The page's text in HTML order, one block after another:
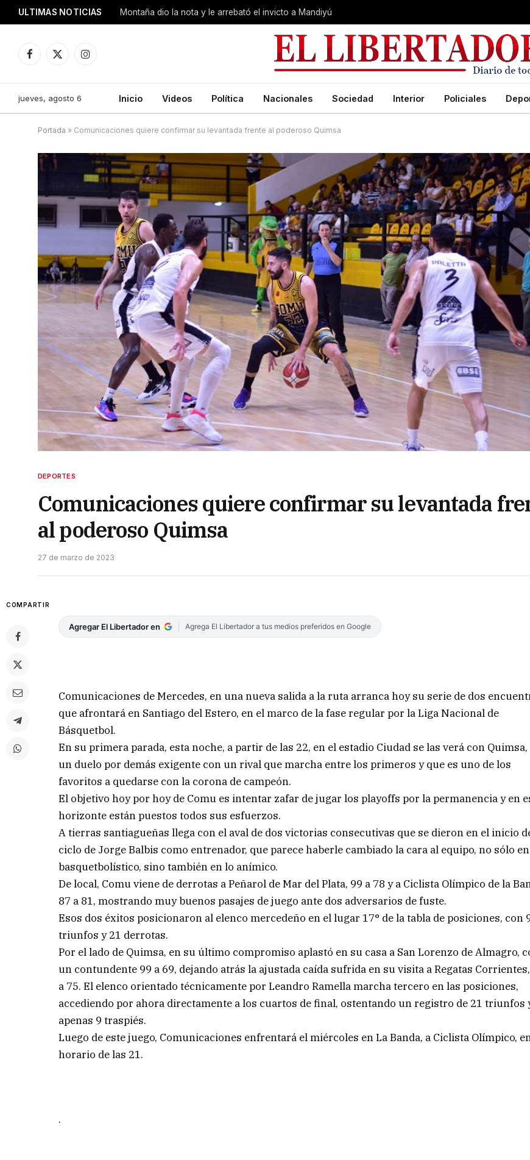
ULTIMAS NOTICIAS Montaña dio la nota y le arrebató el invicto a Mandiyú
Facebook
X
Instagram
jueves, agosto 6 Inicio Videos Política Nacionales Sociedad Interior Policiales
Portada » Comunicaciones quiere confirmar su levantada frente al poderoso Quimsa
DEPORTES
Comunicaciones quiere confirmar su levantada
al poderoso Quimsa
27 de marzo de 2023
COMPARTIR
Agregar El Libertador en Agrega El Libertador a tus medios preferidos en Google
Comunicaciones de Mercedes, en una nueva salida a la ruta arranca hoy su serie de dos
que afrontará en Santiago del Estero, en el marco de la fase regular por la Liga Nacional de
Básquetbol.
En su primera parada, esta noche, a partir de las 22, en el estadio Ciudad se las verá con Quimsa,
un duelo por demás exigente con un rival que marcha entre los primeros y que es uno de los
favoritos a quedarse con la corona de campeón.
El objetivo hoy por hoy de Comu es intentar zafar de jugar los playoffs por la permanencia y en
horizonte están puestos todos sus esfuerzos.
A tierras santiagueñas llega con el aval de dos victorias consecutivas que se dieron en el inicio
ciclo de Jorge Balbis como entrenador, que parece haberle cambiado la cara al equipo, no sólo
basquetbolístico, sino también en lo anímico.
De local, Comu viene de derrotas a Peñarol de Mar del Plata, 99 a 78 y a Ciclista Olímpico de la
87 a 81, mostrando muy buenos pasajes de juego ante dos adversarios de fuste.
Esos dos éxitos posicionaron al elenco mercedeño en el lugar 17° de la tabla de posiciones, con
triunfos y 21 derrotas.
Por el lado de Quimsa, en su último compromiso aplastó en su casa a San Lorenzo de Almagro,
un contundente 99 a 69, dejando atrás la ajustada caída sufrida en su visita a Regatas
a 75. El elenco orientado técnicamente por Leandro Ramella marcha tercero en las posiciones,
accediendo por ahora directamente a los cuartos de final, ostentando un registro de 21 triunfos
apenas 9 traspiés.
Luego de este juego, Comunicaciones enfrentará el miércoles en La Banda, a Ciclista Olímpico,
horario de las 21.
.